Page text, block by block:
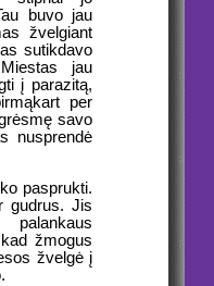
buvo jau
žvelgiant
sutikdavo
jau
į parazitą,
per
savo
nusprendė
pasprukti.
gudrus. Jis
palankaus
žmogus
žvelgė į